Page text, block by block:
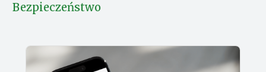
Bezpieczeństwo